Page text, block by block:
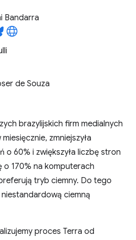
Bandarra
de Souza
brazylijskich firm medialnych
zmniejszyła
o 60% i zwiększyła liczbę stron
o 170% na komputerach
tryb ciemny. Do tego
ciemną
proces Terra od